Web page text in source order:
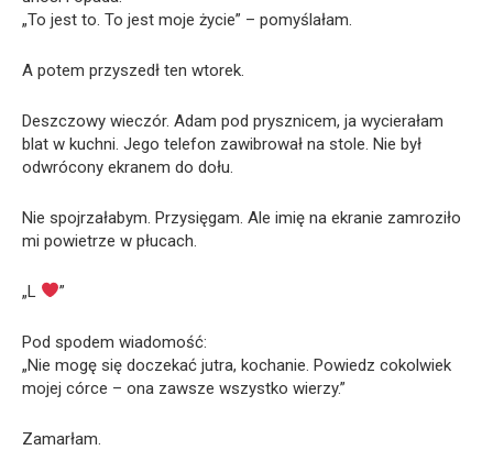
„To jest to. To jest moje życie” – pomyślałam.
A potem przyszedł ten wtorek.
Deszczowy wieczór. Adam pod prysznicem, ja wycierałam
blat w kuchni. Jego telefon zawibrował na stole. Nie był
odwrócony ekranem do dołu.
Nie spojrzałabym. Przysięgam. Ale imię na ekranie zamroziło
mi powietrze w płucach.
„L ”
Pod spodem wiadomość:
„Nie mogę się doczekać jutra, kochanie. Powiedz cokolwiek
mojej córce – ona zawsze wszystko wierzy.”
Zamarłam.